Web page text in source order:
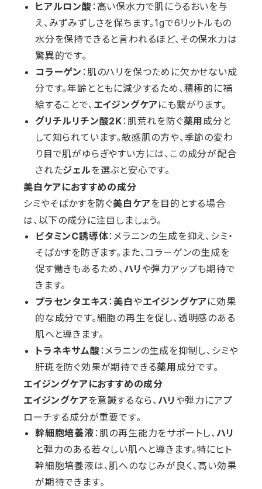
ヒアルロン酸：高い保水力で肌にうるおいを与
え、みずみずしさを保ちます。1gで6リットルもの
水分を保持できると言われるほど、その保水力は
驚異的です。
コラーゲン ：肌のハリを保つために欠かせない成
分です。年齢とともに減少するため、積極的に補
給することで、 エイジングケアにも繋がります。
グリチルリチン酸2K：肌荒れを防ぐ薬用 成分と
して知られています。敏感肌の方や、季節の変わ
り目で肌がゆらぎやすい方には、この成分が配合
されたジェルを選ぶと安心です。
美白ケアにおすすめの成分
シミやそばかすを防ぐ美白ケアを目的とする場合
は、以下の成分に注目しましょう。
ビタミンC誘導体：メラニンの生成を抑え、シミ・
そばかすを防ぎます。また、コラーゲンの生成を
促す働きもあるため、 ハリや弾力アップも期待で
きます。
プラセンタエキス：美白やエイジングケアに効果
的な成分です。細胞の再生を促し、透明感のある
肌へと導きます。
トラネキサム酸：メラニンの生成を抑制し、シミや
肝斑を防ぐ効果が期待できる薬用 成分です。
エイジングケアにおすすめの成分
エイジングケアを意識するなら、 ハリや弾力にアプ
ローチする成分が重要です。
幹細胞培養液：肌の再生能力をサポートし、 ハリ
と弾力のある若々しい肌へと導きます。特にヒト
幹細胞培養液は、肌へのなじみが良く、高い効果
が期待できます。